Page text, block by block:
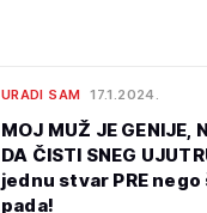
URADI SAM 17.1.2024.
MOJ MUŽ JE GENIJE,
DA ČISTI SNEG
jednu stvar PRE
pada!